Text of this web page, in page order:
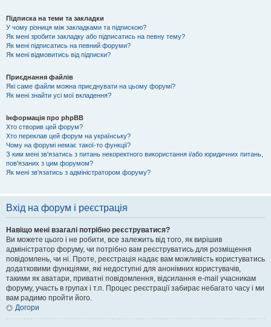
Підписка на теми та закладки
У чому різниця між закладками та підпискою?
Як мені зробити закладку або підписатись на певну тему?
Як мені підписатись на певний форуми?
Як мені відмовитись від підписки?
Приєднання файлів
Які саме файли можна приєднувати на цьому форумі?
Як мені знайти усі мої вкладення?
Інформація про phpBB
Хто створив цей форум?
Хто переклав цей форум на українську?
Чому на форумі немає такої-то функції?
З ким мені зв'язатись з питань некоректного використання і/або юридичних питань,
пов'язаних з цим форумом?
Як мені зв'язатись з адміністратором форуму?
Вхід на форум і реєстрація
Навіщо мені взагалі потрібно реєструватися?
Ви можете цього і не робити, все залежить від того, як вирішив
адміністратор форуму, чи потрібно вам реєструватись для розміщення
повідомлень, чи ні. Проте, реєстрація надає вам можливість користуватись
додатковими функціями, які недоступні для анонімних користувачів,
такими як аватари, приватні повідомлення, відсилання e-mail учасникам
форуму, участь в групах і т.п. Процес реєстрації забирає небагато часу і ми
вам радимо пройти його.
Догори